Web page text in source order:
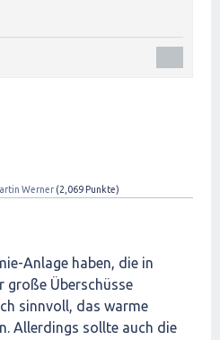
Werner (2,069 Punkte)
Anlage haben, die in
große Überschüsse
sinnvoll, das warme
Allerdings sollte auch die